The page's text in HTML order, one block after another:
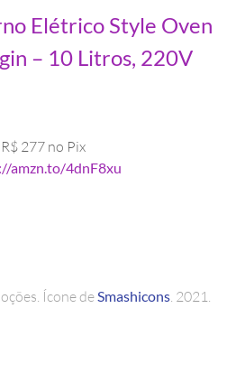
Elétrico Style Oven
– 10 Litros, 220V
R$ 277 no Pix
amzn.to/4dnF8xu
Ícone de Smashicons . 2021.